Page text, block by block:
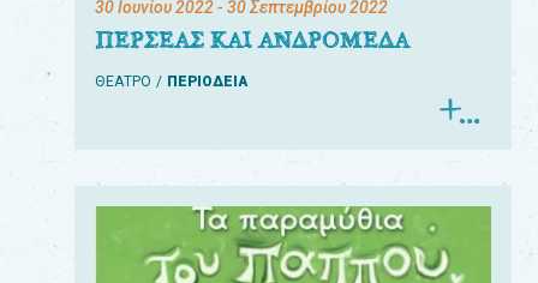
30 Ιουνίου 2022- 30 Σεπτεμβρίου 2022
ΠΕΡΣΕΑΣ ΚΑΙ ΑΝΔΡΟΜΕΔΑ
ΘΕΑΤΡΟ ΠΕΡΙΟΔΕΙΑ